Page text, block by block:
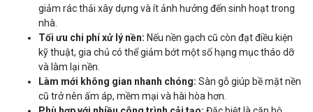
giảm rác thải xây dựng và ít ảnh hưởng đến sinh hoạt trong
nhà.
Tối ưu chi phí xử lý nền: Nếu nền gạch cũ còn đạt điều kiện
kỹ thuật, gia chủ có thể giảm bớt một số hạng mục tháo dỡ
và làm lại nền.
Làm mới không gian nhanh chóng: Sàn gỗ giúp bề mặt nền
cũ trở nên ấm áp, mềm mại và hài hòa hơn.